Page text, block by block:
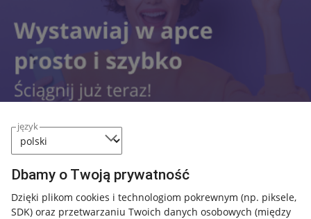
język
Dbamy o Twoją prywatność
Dzięki plikom cookies i technologiom pokrewnym (np. piksele,
SDK) oraz przetwarzaniu Twoich danych osobowych (między
Przydatne informacje